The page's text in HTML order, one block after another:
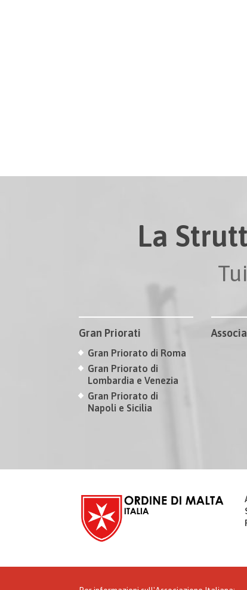
La
Gran Priorati
Gran Priorato di Roma
Gran Priorato di
Lombardia e Venezia
Gran Priorato di
Napoli e Sicilia